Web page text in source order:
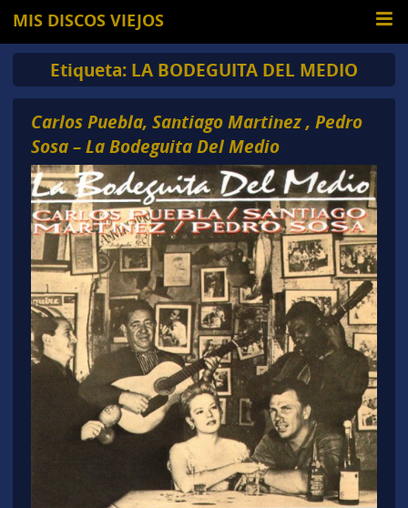
MIS DISCOS VIEJOS
Etiqueta: LA BODEGUITA DEL MEDIO
Carlos Puebla, Santiago Martinez , Pedro
Sosa – La Bodeguita Del Medio